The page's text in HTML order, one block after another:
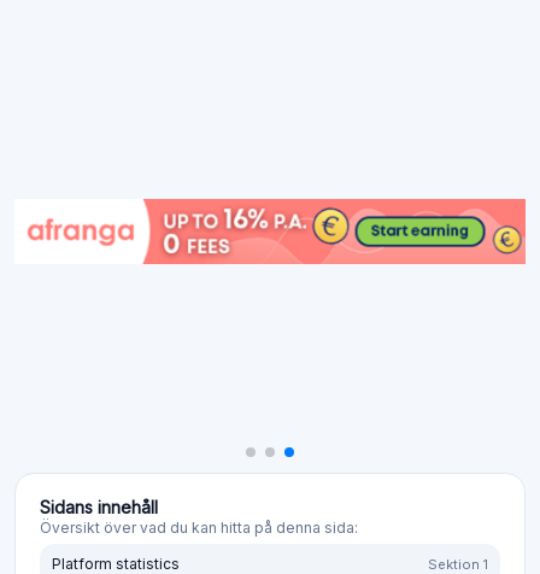
Sidans innehåll
Översikt över vad du kan hitta på denna sida:
Platform statistics
Sektion 1